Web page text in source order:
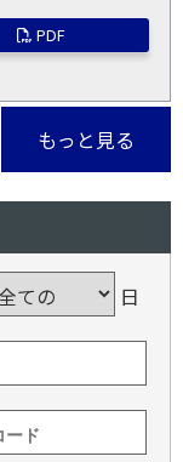
PDF
もっと見る
日